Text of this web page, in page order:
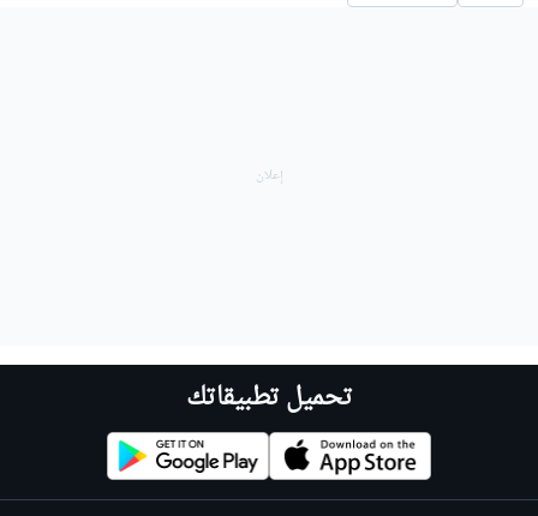
تحميل تطبيقاتك